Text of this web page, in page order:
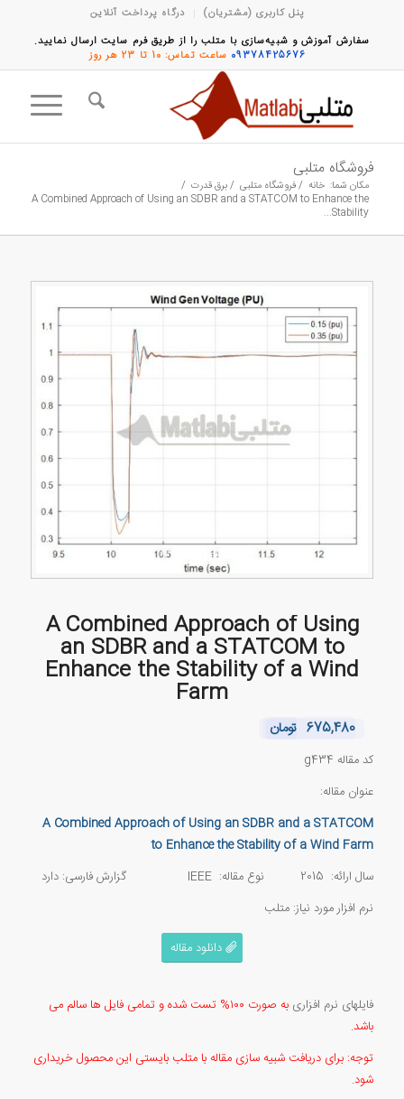
پنل کاربری (مشتریان)
درگاه پرداخت آنلاین
سفارش آموزش و شبیه‌سازی با متلب را از طریق فرم سایت ارسال نمایید.
09378425676 ساعت تماس: 10 تا 23 هر روز
فروشگاه متلبی
مکان شما: خانه /فروشگاه متلبی /برق قدرت /
A Combined Approach of Using an SDBR and a STATCOM to Enhance the
Stability...
A Combined Approach of Using
an SDBR and a STATCOM to
Enhance the Stability of a Wind
Farm
675,480 تومان
کد مقاله g434
عنوان مقاله:
A Combined Approach of Using an SDBR and a STATCOM
to Enhance the Stability of a Wind Farm
سال ارائه: 2015 نوع مقاله: IEEE گزارش فارسی: دارد
نرم افزار مورد نیاز: متلب
دانلود مقاله
فایلهای نرم افزاری
به صورت ۱۰۰% تست شده و تمامی فایل ها سالم می
باشد.
توجه: برای دریافت شبیه سازی مقاله با متلب بایستی این محصول خریداری
شود.